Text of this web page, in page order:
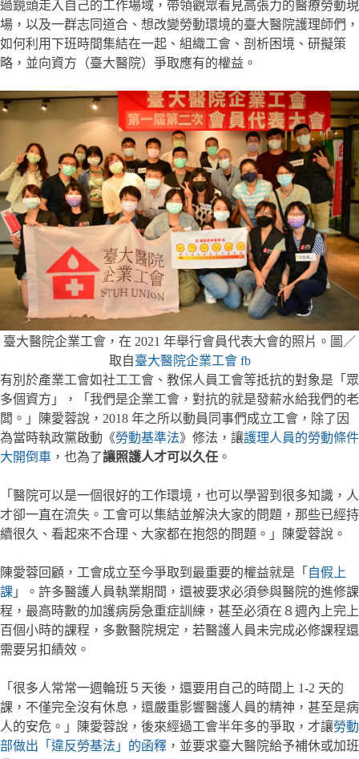
過鏡頭走入自己的工作場域，帶領觀眾看見高張力的醫療勞動現
場，以及一群志同道合、想改變勞動環境的臺大醫院護理師們，
如何利用下班時間集結在一起、組織工會、剖析困境、研擬策
略，並向資方（臺大醫院）爭取應有的權益。
臺大醫院企業工會，在 2021 年舉行會員代表大會的照片。圖／
取自臺大醫院企業工會 fb
有別於產業工會如社工工會、教保人員工會等抵抗的對象是「眾
多個資方」，「我們是企業工會，對抗的就是發薪水給我們的老
闆。」陳愛蓉說，2018 年之所以動員同事們成立工會，除了因
為當時執政黨啟動《勞動基準法》修法，讓護理人員的勞動條件
大開倒車 ，也為了讓照護人才可以久任 。
「醫院可以是一個很好的工作環境，也可以學習到很多知識，人
才卻一直在流失。工會可以集結並解決大家的問題，那些已經持
續很久、看起來不合理、大家都在抱怨的問題。」陳愛蓉說。
陳愛蓉回顧，工會成立至今爭取到最重要的權益就是「 自假上
課 」。許多醫護人員執業期間，還被要求必須參與醫院的進修課
程，最高時數的加護病房急重症訓練，甚至必須在８週內上完上
百個小時的課程，多數醫院規定，若醫護人員未完成必修課程還
需要另扣績效。
「很多人常常一週輪班５天後，還要用自己的時間上 1-2 天的
課，不僅完全沒有休息，還嚴重影響醫護人員的精神，甚至是病
人的安危。」陳愛蓉說，後來經過工會半年多的爭取，才讓勞動
部做出「違反勞基法」的函釋 ，並要求臺大醫院給予補休或加班